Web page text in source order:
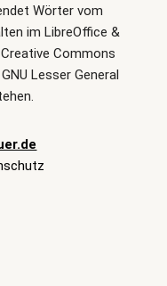
Wörter vom
im LibreOffice &
Commons
Lesser General